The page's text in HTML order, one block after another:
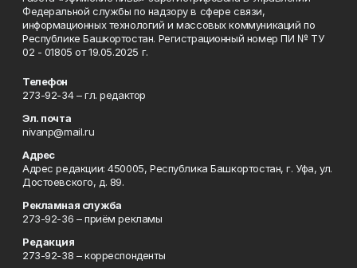
Федеральной службы по надзору в сфере связи,
информационных технологий и массовых коммуникаций по
Республике Башкортостан. Регистрационный номер ПИ № ТУ
02 - 01805 от 19.05.2025 г.
Телефон
273-92-34 – гл. редактор
Эл. почта
nivanp@mail.ru
Адрес
Адрес редакции: 450005, Республика Башкортостан, г. Уфа, ул.
Достоевского, д. 89.
Рекламная служба
273-92-36 – приём рекламы
Редакция
273-92-38 – корреспонденты